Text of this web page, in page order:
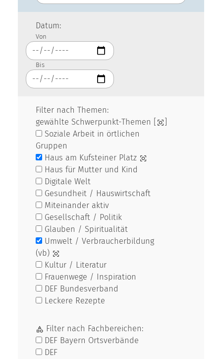
Datum:
Von
Bis
Filter nach Themen:
gewählte Schwerpunkt-Themen [
Soziale Arbeit in örtlichen
Gruppen
Haus am Kufsteiner Platz
Haus für Mutter und Kind
Digitale Welt
Gesundheit / Hauswirtschaft
Miteinander aktiv
Gesellschaft / Politik
Glauben / Spiritualität
Umwelt / Verbraucherbildung
(vb)
Kultur / Literatur
Frauenwege / Inspiration
DEF Bundesverband
Leckere Rezepte
Filter nach Fachbereichen:
DEF Bayern Ortsverbände
DEF